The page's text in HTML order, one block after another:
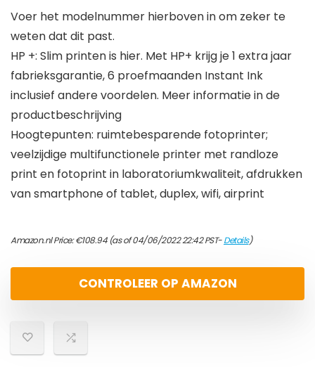
Voer het modelnummer hierboven in om zeker te
weten dat dit past.
HP +: Slim printen is hier. Met HP+ krijg je 1 extra jaar
fabrieksgarantie, 6 proefmaanden Instant Ink
inclusief andere voordelen. Meer informatie in de
productbeschrijving
Hoogtepunten: ruimtebesparende fotoprinter;
veelzijdige multifunctionele printer met randloze
print en fotoprint in laboratoriumkwaliteit, afdrukken
van smartphone of tablet, duplex, wifi, airprint
Amazon.nl Price:€108.94(as of 04/06/2022 22:42 PST-Details)
CONTROLEER OP AMAZON